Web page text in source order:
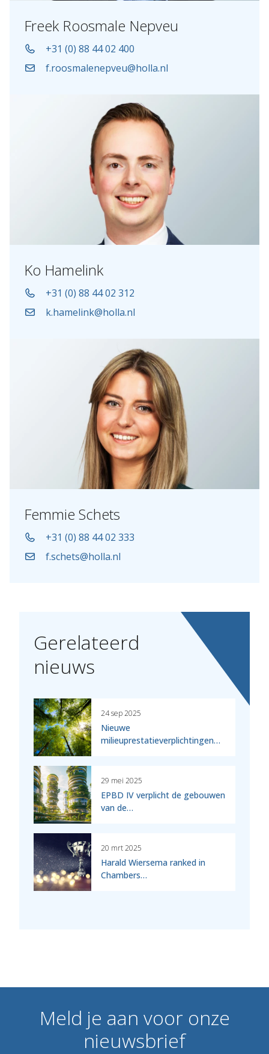
Freek Roosmale Nepveu
+31 (0) 88 44 02 400
f.roosmalenepveu@holla.nl
Ko Hamelink
+31 (0) 88 44 02 312
k.hamelink@holla.nl
Femmie Schets
+31 (0) 88 44 02 333
f.schets@holla.nl
Gerelateerd
nieuws
24 sep 2025
Nieuwe
milieuprestatieverplichtingen…
29 mei 2025
EPBD IV verplicht de gebouwen
van de…
20 mrt 2025
Harald Wiersema ranked in
Chambers…
Meld je aan voor onze
nieuwsbrief